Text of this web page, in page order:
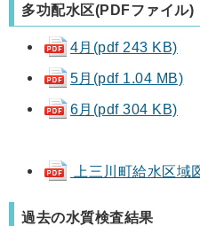
多功配水区(PDFファイル)
4月(pdf 243 KB)
5月(pdf 1.04 MB)
6月(pdf 304 KB)
上三川町給水区域
過去の水質検査結果